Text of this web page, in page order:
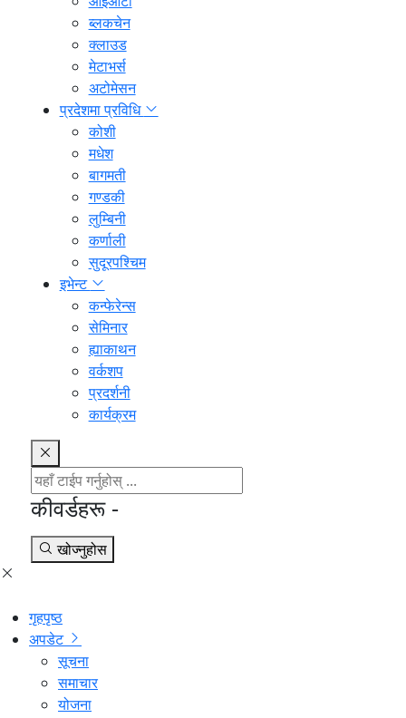
ब्लकचेन
क्लाउड
मेटाभर्स
अटोमेसन
प्रदेशमा प्रविधि
कोशी
मधेश
बागमती
गण्डकी
लुम्बिनी
कर्णाली
सुदूरपश्चिम
इभेन्ट
कन्फेरेन्स
सेमिनार
ह्याकाथन
वर्कशप
प्रदर्शनी
कार्यक्रम
कीवर्डहरू -
खोज्नुहोस
गृहपृष्ठ
अपडेट
सूचना
समाचार
योजना